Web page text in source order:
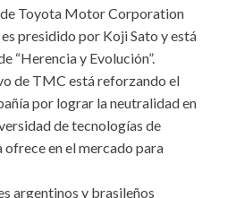
Toyota Motor Corporation
presidido por Koji Sato y está
“Herencia y Evolución”.
de TMC está reforzando el
por lograr la neutralidad en
de tecnologías de
en el mercado para
argentinos y brasileños